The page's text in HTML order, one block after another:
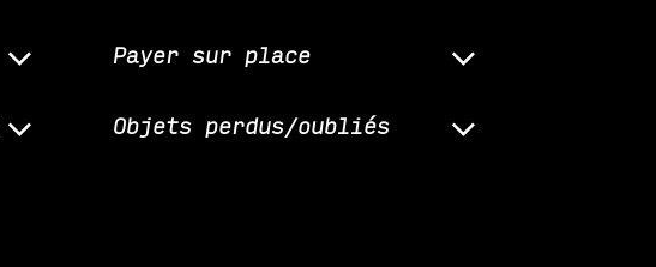
Payer sur place
Objets perdus/oubliés